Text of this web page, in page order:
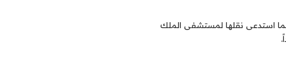
استدعى نقلها لمستشفى الملك